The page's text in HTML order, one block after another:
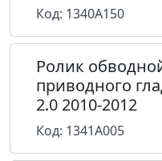
Код: 1340A150
Ролик
приводного
2.0 2010-2012
Код: 1341A005